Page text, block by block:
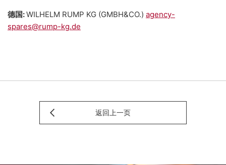
德国:WILHELM RUMP KG (GMBH&CO.) agency-
spares@rump-kg.de
返回上一页